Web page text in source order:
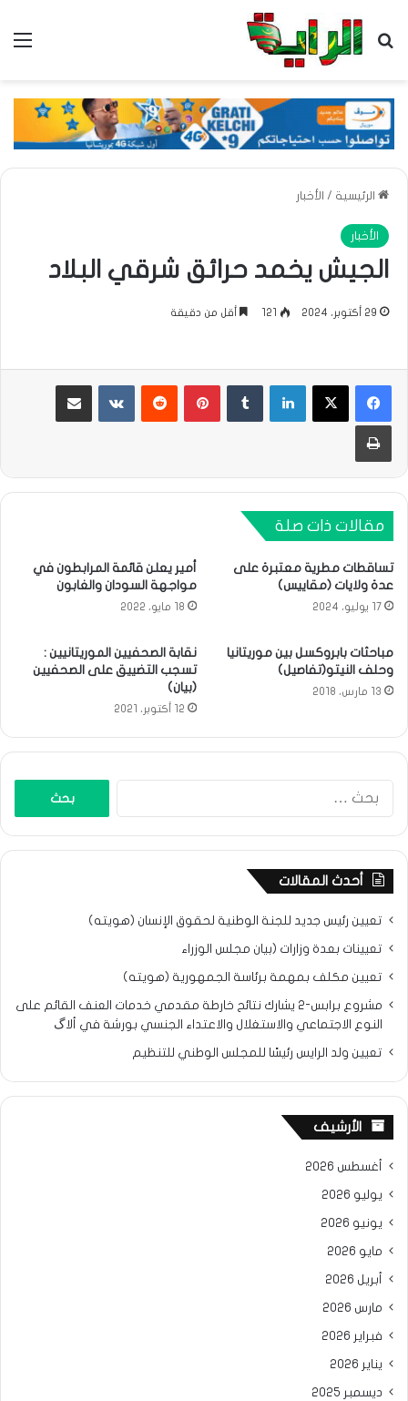
بحث عن
الرئيسية / الأخبار
الأخبار
الجيش يخمد حرائق شرقي البلاد
29 أكتوبر، 2024 121 أقل من دقيقة
لينكدإن بينتيريست مشاركة عبر البريد
طباعة
مقالات ذات صلة
تساقطات مطرية معتبرة على
عدة ولايات (مقاييس)
17 يوليو، 2024
أمير يعلن قائمة المرابطون في
مواجهة السودان والغابون
18 مايو، 2022
مباحثات بابروكسل بين موريتانيا
وحلف النيتو(تفاصيل)
13 مارس، 2018
نقابة الصحفيين الموريتانيين :
تسجب التضييق على الصحفيين
(بيان)
12 أكتوبر، 2021
أحدث المقالات
تعيين رئيس جديد للجنة الوطنية لحقوق الإنسان (هويته)
تعيينات بعدة وزارات (بيان مجلس الوزراء
تعيين مكلف بمهمة برئاسة الجمهورية (هويته)
مشروع برابس-2 يشارك نتائح خارطة مقدمي خدمات العنف القائم على
النوع الاجتماعي والاستغلال والاعتداء الجنسي بورشة في ألاگ
تعيين ولد الرايس رئيسًا للمجلس الوطني للتنظيم
الأرشيف
أغسطس 2026
يوليو 2026
يونيو 2026
مايو 2026
أبريل 2026
مارس 2026
فبراير 2026
يناير 2026
ديسمبر 2025